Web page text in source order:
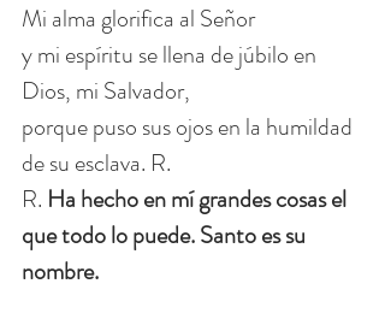
Mi alma glorifica al Señor
y mi espíritu se llena de júbilo en
Dios, mi Salvador,
porque puso sus ojos en la humildad
de su esclava. R.
R. Ha hecho en mí grandes cosas el
que todo lo puede. Santo es su
nombre.